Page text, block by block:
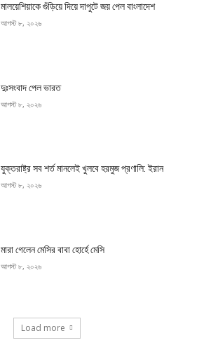
মালয়েশিয়াকে গুঁড়িয়ে দিয়ে দাপুটে জয় পেল বাংলাদেশ
আগস্ট ৮, ২০২৬
দুঃসংবাদ পেল ভারত
আগস্ট ৮, ২০২৬
যুক্তরাষ্ট্র সব শর্ত মানলেই খুলবে হরমুজ প্রণালি: ইরান
আগস্ট ৮, ২০২৬
মারা গেলেন মেসির বাবা হোর্হে মেসি
আগস্ট ৮, ২০২৬
Load more